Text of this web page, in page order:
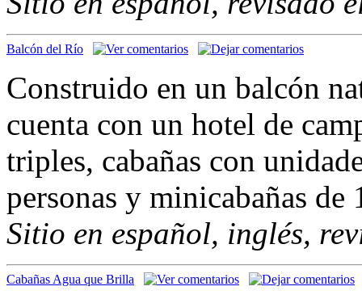
Balcón del Río
Construido en un balcón
cuenta con un hotel de
triples, cabañas con
personas y minicabañas
Sitio en español, inglés,
Cabañas Agua que Brilla